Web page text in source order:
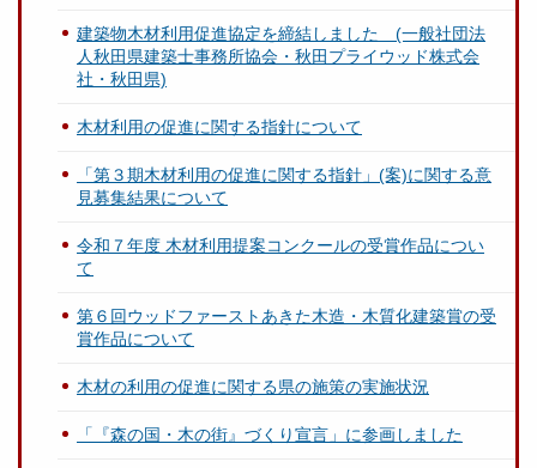
建築物木材利用促進協定を締結しました (一般社団法
人秋田県建築士事務所協会・秋田プライウッド株式会
社・秋田県)
木材利用の促進に関する指針について
「第３期木材利用の促進に関する指針」(案)に関する意
見募集結果について
令和７年度 木材利用提案コンクールの受賞作品につい
て
第６回ウッドファーストあきた木造・木質化建築賞の受
賞作品について
木材の利用の促進に関する県の施策の実施状況
「『森の国・木の街』づくり宣言」に参画しました